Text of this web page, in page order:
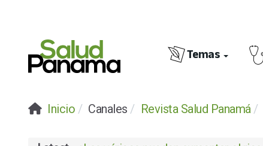
Temas
Inicio Canales Revista Salud Panamá